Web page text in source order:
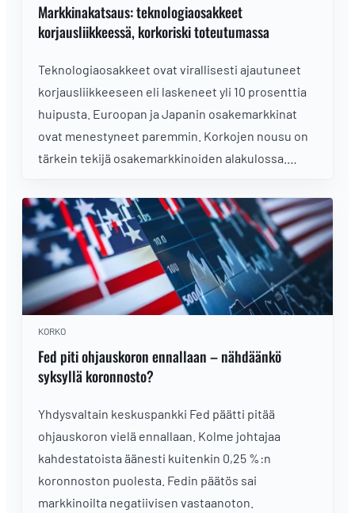
Markkinakatsaus: teknologiaosakkeet
korjausliikkeessä, korkoriski toteutumassa
Teknologiaosakkeet ovat virallisesti ajautuneet
korjausliikkeeseen eli laskeneet yli 10 prosenttia
huipusta. Euroopan ja Japanin osakemarkkinat
ovat menestyneet paremmin. Korkojen nousu on
tärkein tekijä osakemarkkinoiden alakulossa.
takaisin nousuun?
KORKO
Fed piti ohjauskoron ennallaan – nähdäänkö
syksyllä koronnosto?
Yhdysvaltain keskuspankki Fed päätti pitää
ohjauskoron vielä ennallaan. Kolme johtajaa
kahdestatoista äänesti kuitenkin 0,25 %:n
koronnoston puolesta. Fedin päätös sai
markkinoilta negatiivisen vastaanoton.